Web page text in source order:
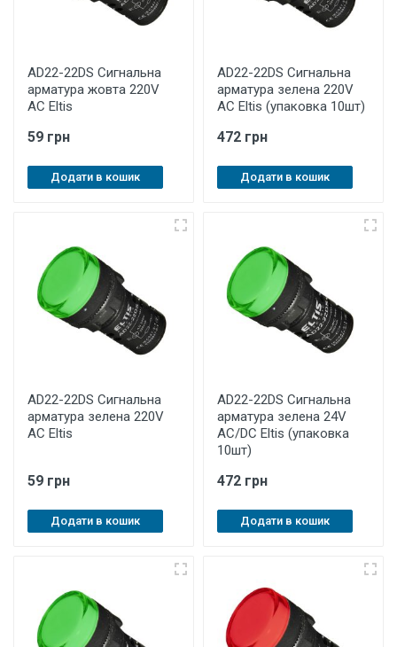
AD22-22DS Cигнальна
арматура жовта 220V
AC Eltis
59 грн
Додати в кошик
AD22-22DS Cигнальна
арматура зелена 220V
AC Eltis (упаковка 10шт)
472 грн
Додати в кошик
AD22-22DS Cигнальна
арматура зелена 220V
AC Eltis
59 грн
Додати в кошик
AD22-22DS Cигнальна
арматура зелена 24V
AC/DC Eltis (упаковка
10шт)
472 грн
Додати в кошик